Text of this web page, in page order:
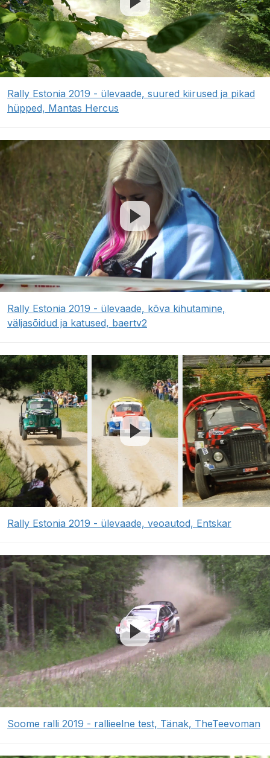
Rally Estonia 2019 - ülevaade, suured kiirused ja pikad
hüpped, Mantas Hercus
Rally Estonia 2019 - ülevaade, kõva kihutamine,
väljasõidud ja katused, baertv2
Rally Estonia 2019 - ülevaade, veoautod, Entskar
Soome ralli 2019 - rallieelne test, Tänak, TheTeevoman